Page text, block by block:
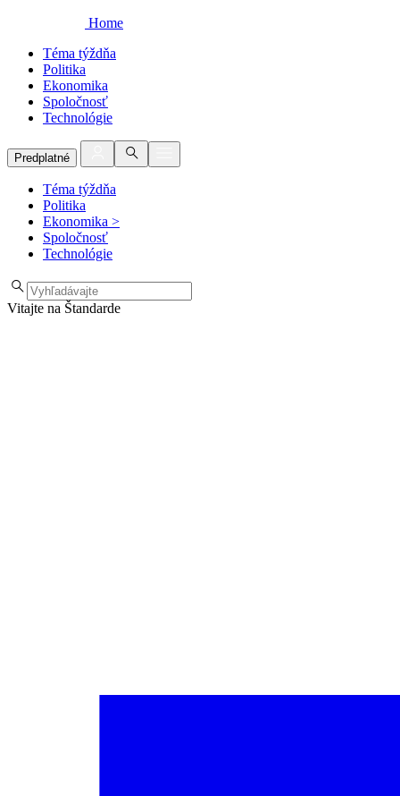
Home
Téma týždňa
Politika
Ekonomika
Spoločnosť
Technológie
Predplatné
Téma týždňa
Politika
Ekonomika >
Spoločnosť
Technológie
Vitajte na Štandarde